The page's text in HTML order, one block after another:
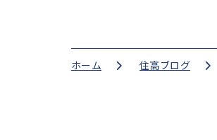
ホーム 住高ブログ